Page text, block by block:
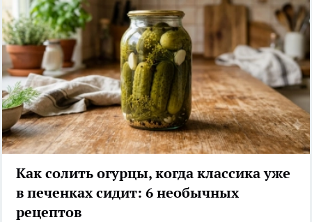
Как солить огурцы, когда классика уже
в печенках сидит: 6 необычных
рецептов